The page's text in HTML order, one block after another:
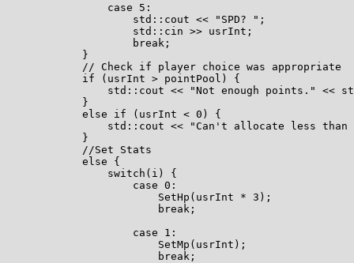
                case 5:
                    std::cout << "SPD? ";
                    std::cin >> usrInt;
                    break;
            }
            // Check if player choice was appropriate
            if (usrInt > pointPool) {
std::cout << "Not enough points." <<
            }
            else if (usrInt < 0) {
std::cout << "Can't allocate less than
            }
            //Set Stats
            else {
                switch(i) {
                    case 0:
                        SetHp(usrInt * 3);
                        break;
                    case 1:
                        SetMp(usrInt);
                        break;